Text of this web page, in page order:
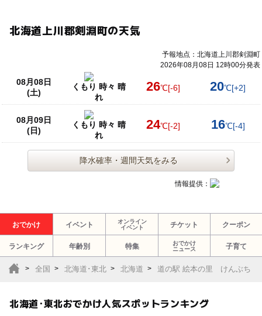
北海道上川郡剣淵町の天気
予報地点：北海道上川郡剣淵町
2026年08月08日 12時00分発表
08月08日
(土)
くもり 時々 晴
れ
26℃[-6] 20℃[+2]
08月09日
(日)
くもり 時々 晴
れ
24℃[-2] 16℃[-4]
降水確率・週間天気をみる
情報提供：
おでかけ イベント
オンライン
イベント
チケット クーポン
ランキング 年齢別 特集
おでかけ
ニュース
子育て
全国 北海道･東北 北海道 道の駅 絵本の里 けんぶち
北海道･東北おでかけ人気スポットランキング